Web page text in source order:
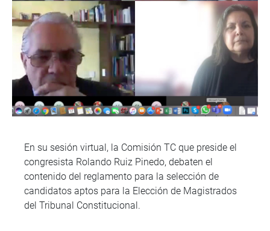
En su sesión virtual, la Comisión TC que preside el
congresista Rolando Ruiz Pinedo, debaten el
contenido del reglamento para la selección de
candidatos aptos para la Elección de Magistrados
del Tribunal Constitucional.